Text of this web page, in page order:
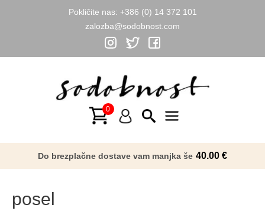
Pokličite nas: +386 (0) 14 372 101
zalozba@sodobnost.com
Menu
Do brezplačne dostave vam manjka še 40.00 €
posel